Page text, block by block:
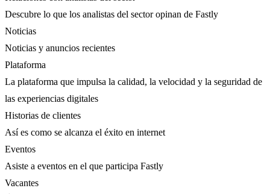
Descubre lo que los analistas del sector opinan de Fastly
Noticias
Noticias y anuncios recientes
Plataforma
La plataforma que impulsa la calidad, la velocidad y la seguridad de
las experiencias digitales
Historias de clientes
Así es como se alcanza el éxito en internet
Eventos
Asiste a eventos en el que participa Fastly
Vacantes